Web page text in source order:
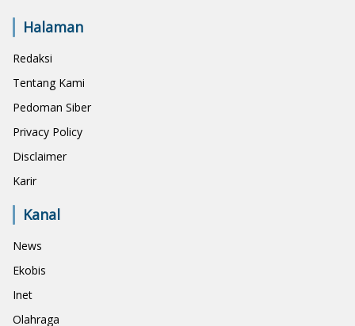
Halaman
Redaksi
Tentang Kami
Pedoman Siber
Privacy Policy
Disclaimer
Karir
Kanal
News
Ekobis
Inet
Olahraga